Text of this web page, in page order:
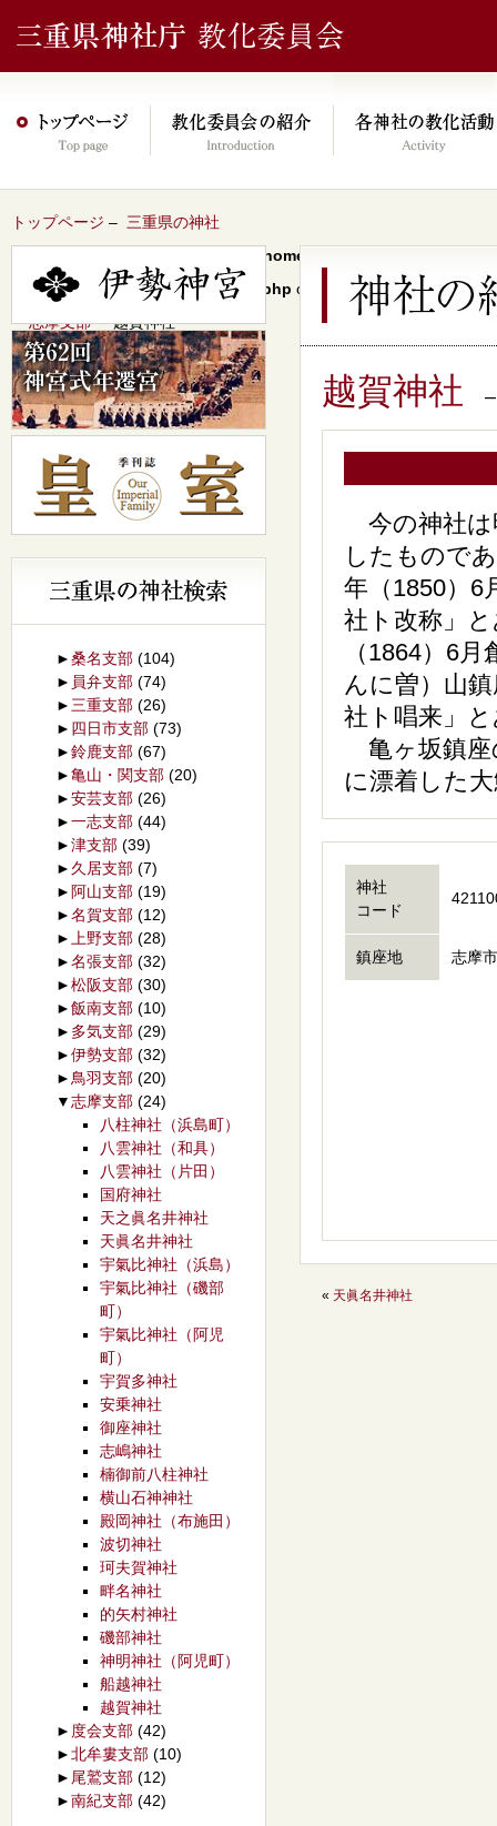
トップページ – 三重県の神社
/home/xs046278/mie-
content/themes/jinja2022/header.php on line
64
–志摩支部– 越賀神社
越賀神社
今の神社は
したもので
年（1850）6
社ト改称」
（1864）6
んに曽）山
社ト唱来」
亀ヶ坂鎮座
に漂着した
神社
コード
鎮座地 志摩
« 天眞名井神社
►桑名支部 (104)
► 員弁支部 (74)
► 三重支部 (26)
► 四日市支部 (73)
►鈴鹿支部 (67)
►亀山・関支部 (20)
►安芸支部 (26)
►一志支部 (44)
►津支部 (39)
► 久居支部 (7)
► 阿山支部 (19)
►名賀支部 (12)
►
上野支部 (28)
►名張支部 (32)
►松阪支部 (30)
►飯南支部 (10)
► 多気支部 (29)
►伊勢支部 (32)
► 鳥羽支部 (20)
▼志摩支部 (24)
八柱神社（浜島町）
八雲神社（和具）
八雲神社（片田）
国府神社
天之眞名井神社
天眞名井神社
宇氣比神社（浜島）
宇氣比神社（磯部
町）
宇氣比神社（阿児
町）
宇賀多神社
安乗神社
御座神社
志嶋神社
楠御前八柱神社
横山石神神社
殿岡神社（布施田）
波切神社
珂夫賀神社
畔名神社
的矢村神社
磯部神社
神明神社（阿児町）
船越神社
越賀神社
► 度会支部 (42)
►北牟婁支部 (10)
► 尾鷲支部 (12)
►南紀支部 (42)